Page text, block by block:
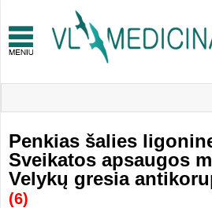
Penkias šalies
Sveikatos apsaugos
Velykų gresia
(6)